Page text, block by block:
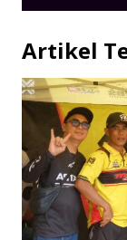
Artikel